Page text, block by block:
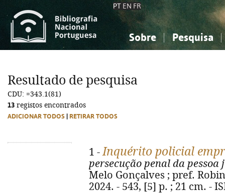
PT EN FR
Sobre Pesquisa
Ciências sociais...
Ciências sociais...
Resultado de pesquisa
CDU: =343.1(81)
13 registos encontrados
ADICIONAR TODOS RETIRAR TODOS
1 -Inquérito policial
persecução penal da
Melo Gonçalves ; pref.
2024. - 543, [5] p. ; 21 cm. -